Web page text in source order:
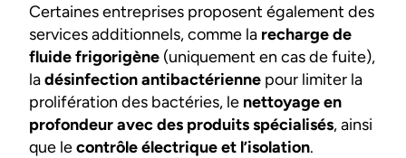
Certaines entreprises proposent également des
services additionnels, comme la recharge de
fluide frigorigène (uniquement en cas de fuite),
ladésinfection antibactérienne pour limiter la
prolifération des bactéries, le nettoyage en
profondeur avec des produits spécialisés, ainsi
que lecontrôle électrique et l’isolation.